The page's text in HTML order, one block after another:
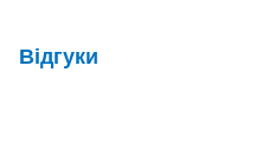
Відгуки